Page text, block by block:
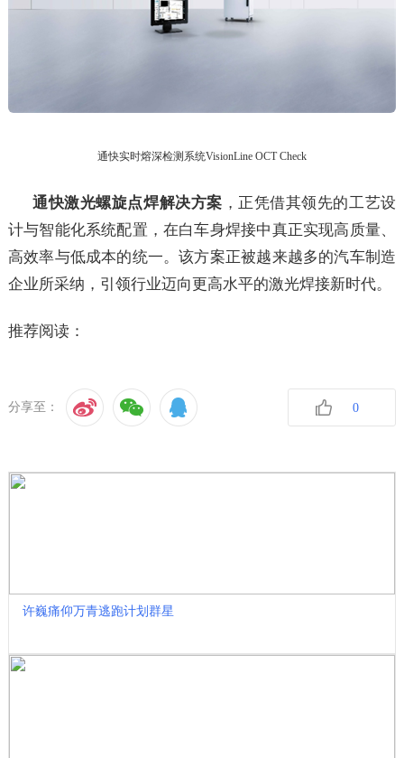
通快实时熔深检测系统VisionLine OCT Check
通快激光螺旋点焊解决方案 ，正凭借其领先的工艺设
计与智能化系统配置，在白车身焊接中真正实现高质量、
高效率与低成本的统一。该方案正被越来越多的汽车制造
企业所采纳，引领行业迈向更高水平的激光焊接新时代。
推荐阅读：
分享至： 0
许巍痛仰万青逃跑计划群星